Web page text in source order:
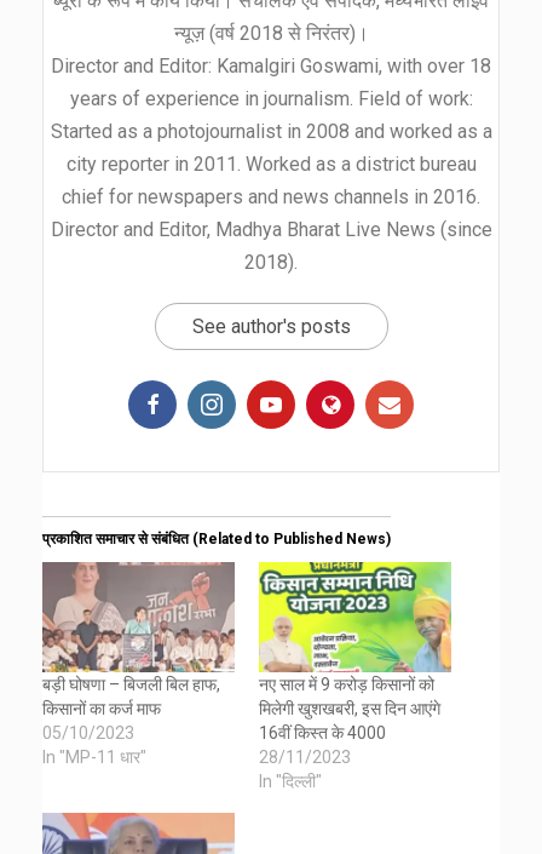
न्यूज़ (वर्ष 2018 से निरंतर)।
Director and Editor: Kamalgiri Goswami, with over 18
years of experience in journalism. Field of work:
Started as a photojournalist in 2008 and worked as a
city reporter in 2011. Worked as a district bureau
chief for newspapers and news channels in 2016.
Director and Editor, Madhya Bharat Live News (since
2018).
See author's posts
प्रकाशित समाचार से संबंधित (Related to Published News)
बड़ी घोषणा – बिजली बिल हाफ,
किसानों का कर्ज माफ
05/10/2023
In "MP-11 धार"
नए साल में 9 करोड़ किसानों को
मिलेगी खुशखबरी, इस दिन आएंगे
16वीं किस्त के 4000
28/11/2023
In "दिल्ली"